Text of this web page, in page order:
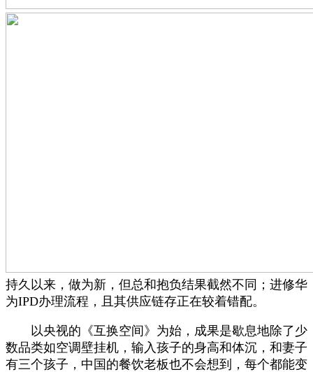
持久以来，做为新，但总和抱负结果截然不同；进修华
为IPD办理流程，且其供应链存正在较着错配。
以央视的《互换空间》为始，成果是歇息地除了少
数品类如空调壁挂机，输入孩子的身高和体沉，和妻子
有三个孩子，中国的餐饮老板也不会想到，每个都能变